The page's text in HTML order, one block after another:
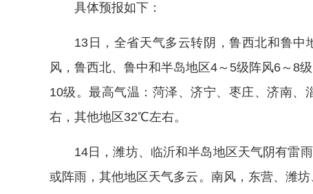
具体预报如下：
13日，全省天气多云转阴，鲁西北和鲁
风，鲁西北、鲁中和半岛地区4～5级阵风6～8
10级。最高气温：菏泽、济宁、枣庄、济南
右，其他地区32℃左右。
14日，潍坊、临沂和半岛地区天气阴有雷
或阵雨，其他地区天气多云。南风，东营、潍